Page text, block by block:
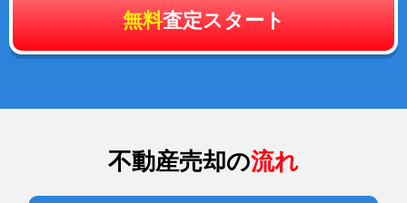
無料査定スタート
不動産売却の流れ